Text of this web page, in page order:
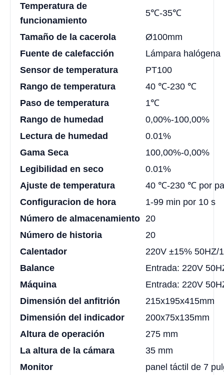
Temperatura de
funcionamiento
5℃-35℃
Tamaño de la cacerola
Ø100mm
Fuente de calefacción
Lámpara halógena
Sensor de temperatura
PT100
Rango de temperatura
40 ℃-230 ℃
Paso de temperatura
1℃
Rango de humedad
0,00%-100,00%
Lectura de humedad
0.01%
Gama Seca
100,00%-0,00%
Legibilidad en seco
0.01%
Ajuste de temperatura
40 ℃-230 ℃ por
Configuracion de hora
1-99 min por 10 s
Número de almacenamiento 20
Número de historia
20
Calentador
220V ±15% 50HZ/
Balance
Entrada: 220V
Máquina
Entrada: 220V
Dimensión del anfitrión
215x195x415mm
Dimensión del indicador
200x75x135mm
Altura de operación
275 mm
La altura de la cámara
35 mm
Monitor
panel táctil de 7